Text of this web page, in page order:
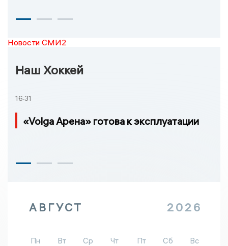
Новости СМИ2
Наш Хоккей
16:31
«Volga Арена» готова к эксплуатации
АВГУСТ 2026
Пн Вт Ср Чт Пт Сб
Вс